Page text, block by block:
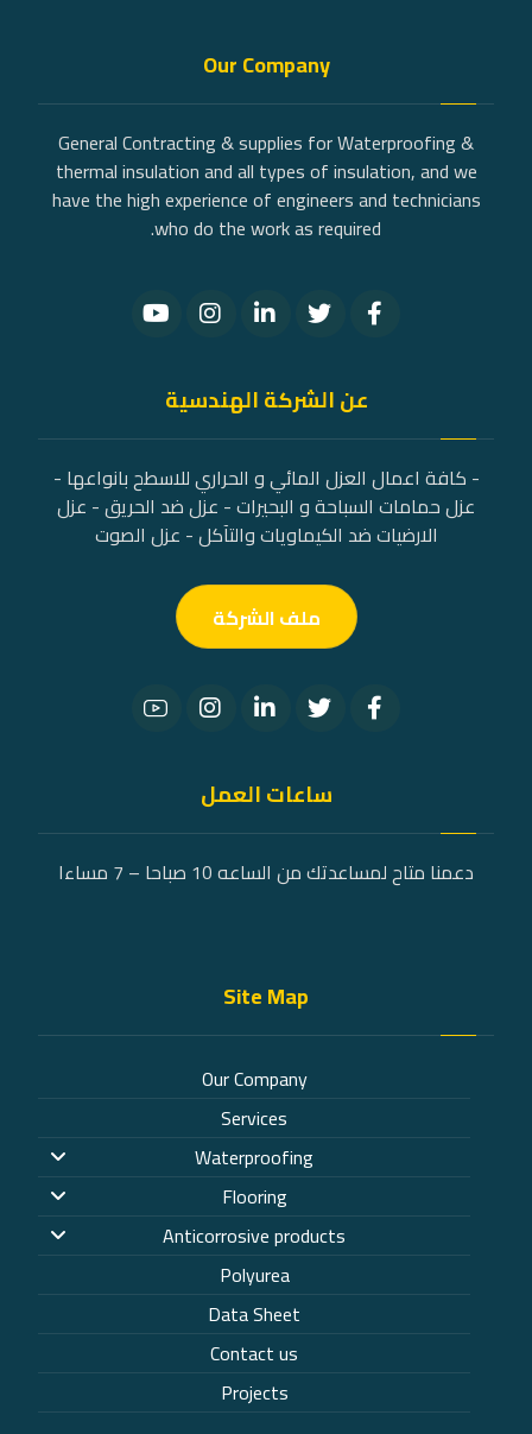
Our Company
General Contracting & supplies for Waterproofing &
thermal insulation and all types of insulation, and we
have the high experience of engineers and technicians
who do the work as required.
عن الشركة الهندسية
- كافة اعمال العزل المائي و الحراري للاسطح بانواعها -
عزل حمامات السباحة و البحيرات - عزل ضد الحريق - عزل
الارضيات ضد الكيماويات والتآكل - عزل الصوت
ملف الشركة
ساعات العمل
دعمنا متاح لمساعدتك من الساعه 10 صباحا – 7 مساءا
Site Map
Our Company
Services
Waterproofing
Flooring
Anticorrosive products
Polyurea
Data Sheet
Contact us
Projects